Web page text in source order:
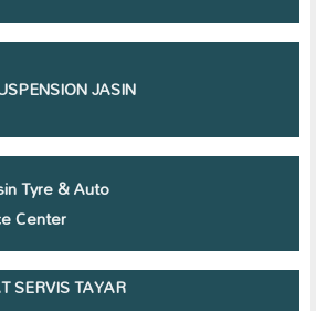
JASIN
Tyre & Auto
Center
SERVIS TAYAR